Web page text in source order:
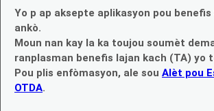
Yo p ap aksepte aplikasyon pou benefis
ankò.
Moun nan kay la ka toujou soumèt
ranplasman benefis lajan kach (TA) yo
Pou plis enfòmasyon, ale sou Alèt pou
OTDA.